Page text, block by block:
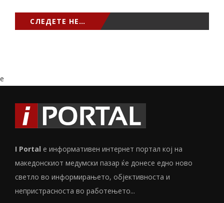
СЛЕДЕТЕ НЕ…
e
I Portal е информативен интернет портал кој на
македонскиот медумски пазар ќе донесе едно ново
светло во информирањето, објективноста и
непристрасноста во работењето...